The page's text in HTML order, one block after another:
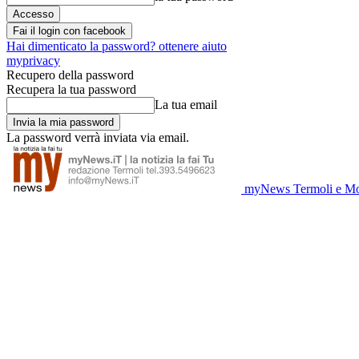
Fai il login con facebook
Hai dimenticato la password? ottenere aiuto
myprivacy
Recupero della password
Recupera la tua password
La tua email
La password verrà inviata via email.
myNews Termoli e